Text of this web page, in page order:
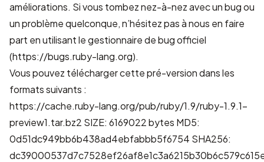
améliorations. Si vous tombez nez-à-nez avec un bug ou
un problème quelconque, n’hésitez pas à nous en faire
part en utilisant le gestionnaire de bug officiel
(https://bugs.ruby-lang.org).
Vous pouvez télécharger cette pré-version dans les
formats suivants :
https://cache.ruby-lang.org/pub/ruby/1.9/ruby-1.9.1-
preview1.tar.bz2 SIZE: 6169022 bytes MD5:
0d51dc949bb6b438ad4ebfabbb5f6754 SHA256: